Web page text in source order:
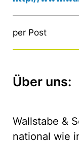
per Post
Über uns:
Wallstabe &
national wie